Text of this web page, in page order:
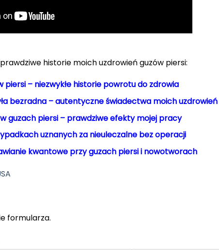
historie moich uzdrowień guzów piersi:
piersi – niezwykłe historie powrotu do zdrowia
bezradna – autentyczne świadectwa moich uzdrowień
guzach piersi – prawdziwe efekty mojej pracy
uznanych za nieuleczalne bez operacji
kwantowe przy guzach piersi i nowotworach
formularza.